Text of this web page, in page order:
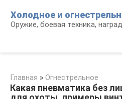
контенту
Холодное и
Оружие, боевая техника,
Главная » Огнестрельное
Какая пневматика без